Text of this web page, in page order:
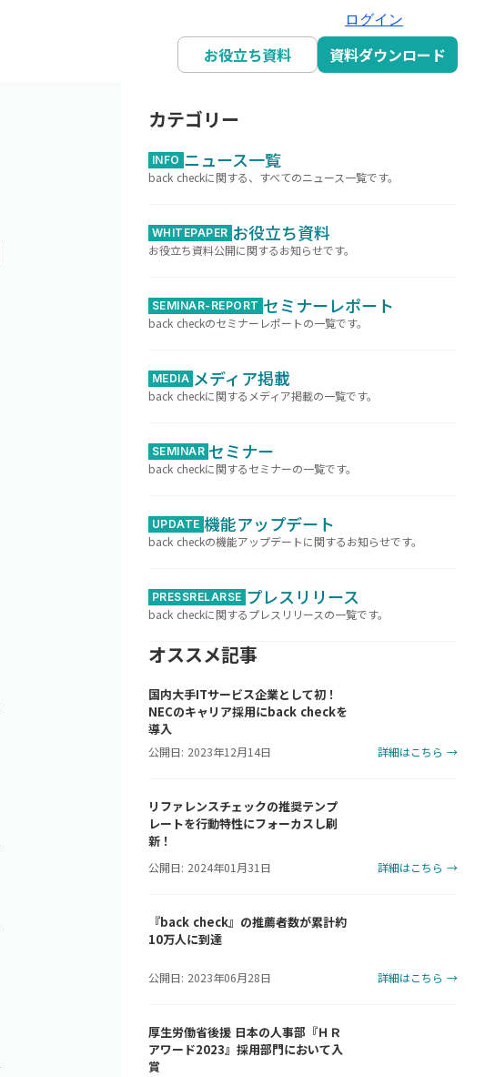
ログイン
お役立ち資料 資料ダウンロード
カテゴリー
INFO ニュース一覧
back checkに関する、すべてのニュース一覧です。
WHITEPAPER お役立ち資料
お役立ち資料公開に関するお知らせです。
SEMINAR-REPORT セミナーレポート
back checkのセミナーレポートの一覧です。
MEDIA メディア掲載
back checkに関するメディア掲載の一覧です。
SEMINAR セミナー
back checkに関するセミナーの一覧です。
UPDATE 機能アップデート
back checkの機能アップデートに関するお知らせです。
PRESSRELARSE プレスリリース
back checkに関するプレスリリースの一覧です。
オススメ記事
国内大手ITサービス企業として初！
NECのキャリア採用にback checkを
導入
公開日: 2023年12月14日 詳細はこちら →
リファレンスチェックの推奨テンプ
レートを行動特性にフォーカスし刷
新！
公開日: 2024年01月31日 詳細はこちら →
『back check』の推薦者数が累計約
10万人に到達
公開日: 2023年06月28日 詳細はこちら →
厚生労働省後援 日本の人事部『ＨＲ
アワード2023』採用部門において入
賞